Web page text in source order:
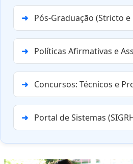
Pós-Graduação (Stricto e
Políticas Afirmativas e
Concursos: Técnicos e
Portal de Sistemas